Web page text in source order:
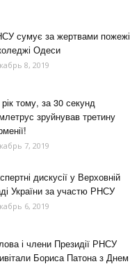
сумує за жертвами пожежі
Одеси
8, 2019
тому, за 30 секунд
зруйнував третину
7, 2019
дискусії у Верховній
України за участю РНСУ
6, 2019
і члени Президії РНСУ
Бориса Патона з Днем